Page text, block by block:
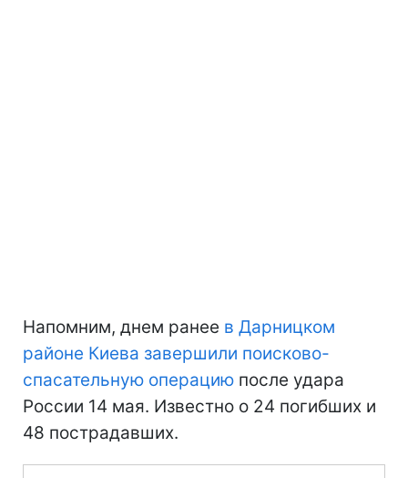
Напомним, днем ранее в Дарницком
районе Киева завершили поисково-
спасательную операцию после удара
России 14 мая. Известно о 24 погибших и
48 пострадавших.